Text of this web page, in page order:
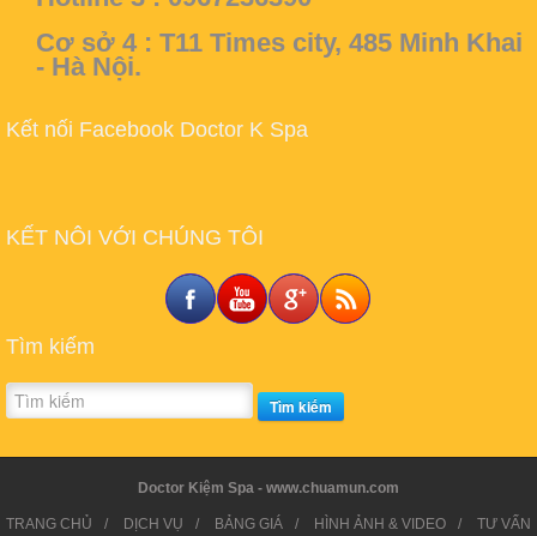
Cơ sở 4 : T11 Times city, 485 Minh Khai
- Hà Nội.
Kết nối Facebook Doctor K Spa
KẾT NÔI VỚI CHÚNG TÔI
Tìm kiếm
Tìm kiếm
Doctor Kiệm Spa - www.chuamun.com
TRANG CHỦ / DỊCH VỤ / BẢNG GIÁ / HÌNH ẢNH & VIDEO / TƯ VẤN